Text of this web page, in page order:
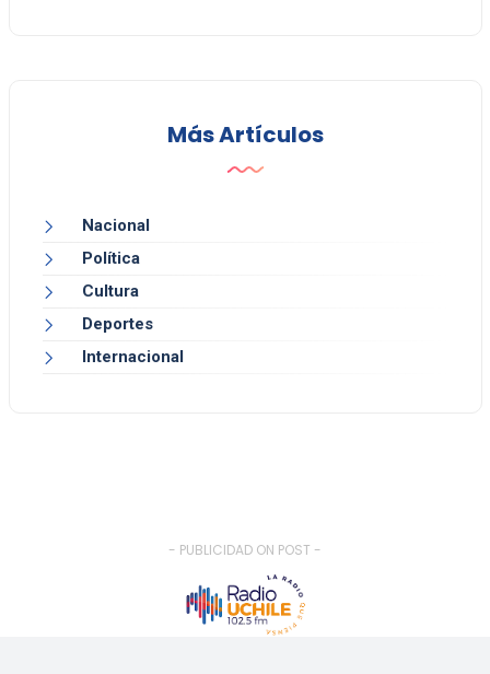
Más Artículos
Nacional
Política
Cultura
Deportes
Internacional
- PUBLICIDAD ON POST -